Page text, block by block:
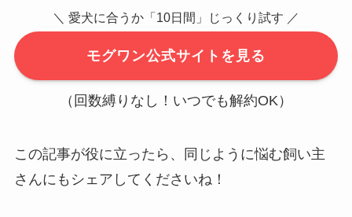
＼ 愛犬に合うか「10日間」じっくり試す ／
モグワン公式サイトを見る
（回数縛りなし！いつでも解約OK）
この記事が役に立ったら、同じように悩む飼い主
さんにもシェアしてくださいね！